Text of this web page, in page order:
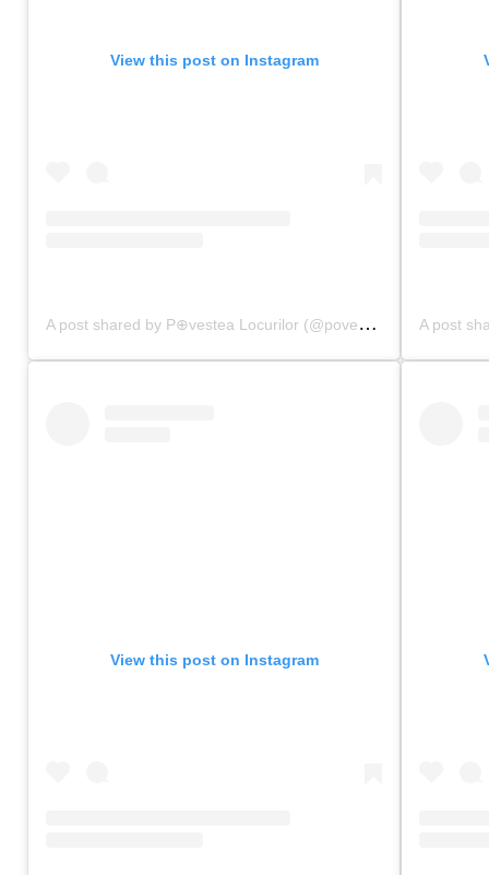
View this post on Instagram
A
post shared by P⊕vestea Locurilor (@povestealocurilor) on
View this post on Instagram